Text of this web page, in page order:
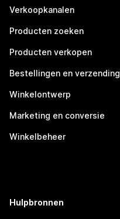
Verkoopkanalen
Producten zoeken
Producten verkopen
Bestellingen en verzending
Winkelontwerp
Marketing en conversie
Winkelbeheer
Hulpbronnen